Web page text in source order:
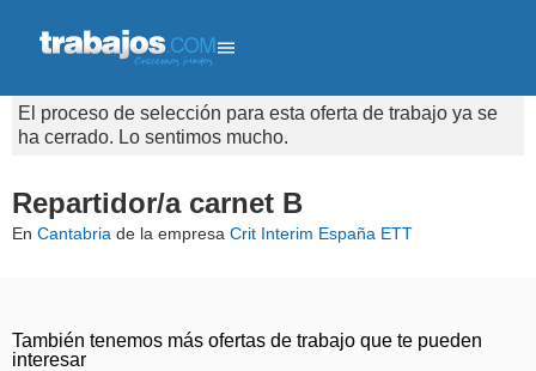
El proceso de selección para esta oferta de trabajo ya se
ha cerrado. Lo sentimos mucho.
Repartidor/a carnet B
En Cantabria de la empresa Crit Interim España ETT
También tenemos más ofertas de trabajo que te pueden
interesar